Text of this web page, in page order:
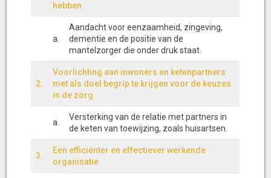
hebben
a.
Aandacht voor eenzaamheid, zingeving,
dementie en de positie van de
mantelzorger die onder druk staat.
2.
Voorlichting aan inwoners en ketenpartners
met als doel begrip te krijgen voor de keuzes
in de zorg
a.
Versterking van de relatie met partners in
de keten van toewijzing, zoals huisartsen.
3.
Een efficiënter en effectiever werkende
organisatie